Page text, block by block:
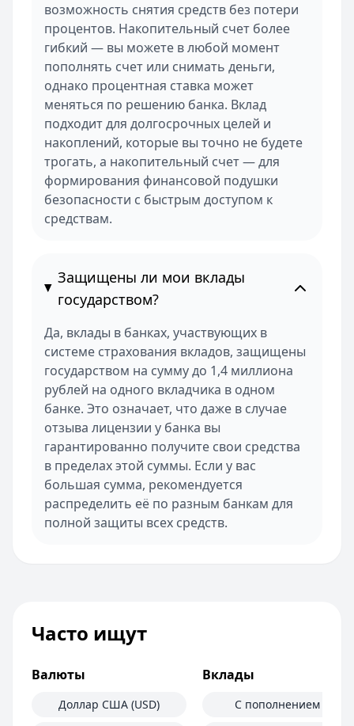
возможность снятия средств без потери
процентов. Накопительный счет более
гибкий — вы можете в любой момент
пополнять счет или снимать деньги,
однако процентная ставка может
меняться по решению банка. Вклад
подходит для долгосрочных целей и
накоплений, которые вы точно не будете
трогать, а накопительный счет — для
формирования финансовой подушки
безопасности с быстрым доступом к
средствам.
Защищены ли мои вклады
государством?
Да, вклады в банках, участвующих в
системе страхования вкладов, защищены
государством на сумму до 1,4 миллиона
рублей на одного вкладчика в одном
банке. Это означает, что даже в случае
отзыва лицензии у банка вы
гарантированно получите свои средства
в пределах этой суммы. Если у вас
большая сумма, рекомендуется
распределить её по разным банкам для
полной защиты всех средств.
Часто ищут
Валюты
Доллар США (USD)
Вклады
С пополнением